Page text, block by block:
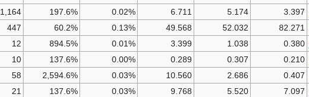
3.397
5.174
6.711
0.02%
197.6%
1,164
82.271
52.032
49.568
0.13%
60.2%
447
0.380
1.038
3.399
0.01%
894.5%
12
0.210
0.307
0.289
0.00%
137.6%
10
0.407
2.686
10.560
0.03%
2,594.6%
58
7.097
5.520
9.768
0.03%
137.6%
21